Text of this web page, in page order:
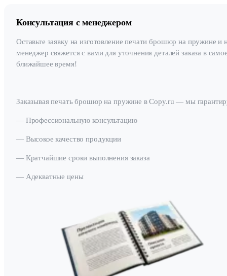
Консультация с менеджером
Оставьте заявку на изготовление печати брошюр на пружине и
менеджер свяжется с вами для уточнения деталей заказа в
ближайшее время!
Заказывая печать брошюр на пружине в Copy.ru — мы
— Профессиональную консультацию
— Высокое качество продукции
— Кратчайшие сроки выполнения заказа
— Адекватные цены